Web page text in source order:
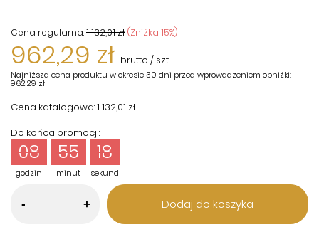
Cena regularna:1 132,01 zł (Zniżka 15%)
962,29 zł brutto / szt.
Najniższa cena produktu w okresie 30 dni przed wprowadzeniem obniżki:
962,29 zł
Cena katalogowa:1 132,01 zł
Do końca promocji:
godzin
08
minut
55
sekund
17
- + Dodaj do koszyka